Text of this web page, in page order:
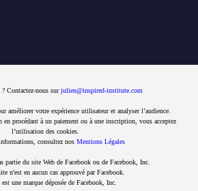
Contactez-nous surjulien@inspired-institute.com
améliorer votre expérience utilisateur et analyser l’audience.
procédant à un paiement ou à une inscription, vous acceptez
l’utilisation des cookies.
consultez nos Mentions Légales
partie du site Web de Facebook ou de Facebook, Inc.
n'est en aucun cas approuvé par Facebook.
une marque déposée de Facebook, Inc.